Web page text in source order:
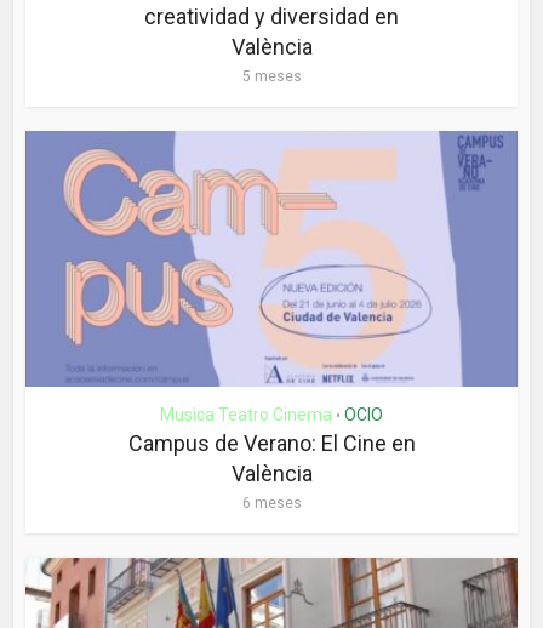
creatividad y diversidad en
València
5 meses
Musica Teatro Cinema • OCIO
Campus de Verano: El Cine en
València
6 meses